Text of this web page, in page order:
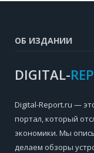
ОБ ИЗДАНИИ
DIGITAL-
Digital-Report.ru —
портал, который
экономики. Мы
делаем обзоры